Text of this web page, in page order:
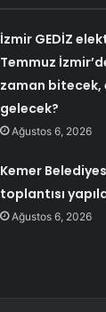
İzmir GEDİZ
Temmuz
zaman bitecek,
gelecek?
Ağustos 6, 2026
Kemer
toplantısı
Ağustos 6, 2026